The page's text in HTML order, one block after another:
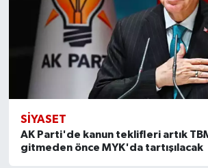
SİYASET
AK Parti'de kanun teklifleri artık
gitmeden önce MYK'da tartışılacak